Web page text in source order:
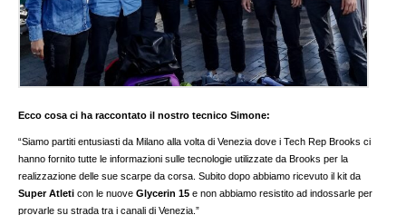
Ecco cosa ci ha raccontato il nostro tecnico Simone:
“Siamo partiti entusiasti da Milano alla volta di Venezia dove i Tech Rep Brooks ci
hanno fornito tutte le informazioni sulle tecnologie utilizzate da Brooks per la
realizzazione delle sue scarpe da corsa. Subito dopo abbiamo ricevuto il kit da
Super Atleti con le nuoveGlycerin 15 e non abbiamo resistito ad indossarle per
provarle su strada tra i canali di Venezia.”